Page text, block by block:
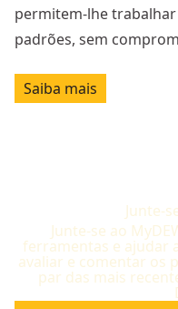
permitem-lhe
padrões, sem
Saiba mais
Junte-
Junte-se ao
ferramentas e ajudar
avaliar e comentar os
par das mais